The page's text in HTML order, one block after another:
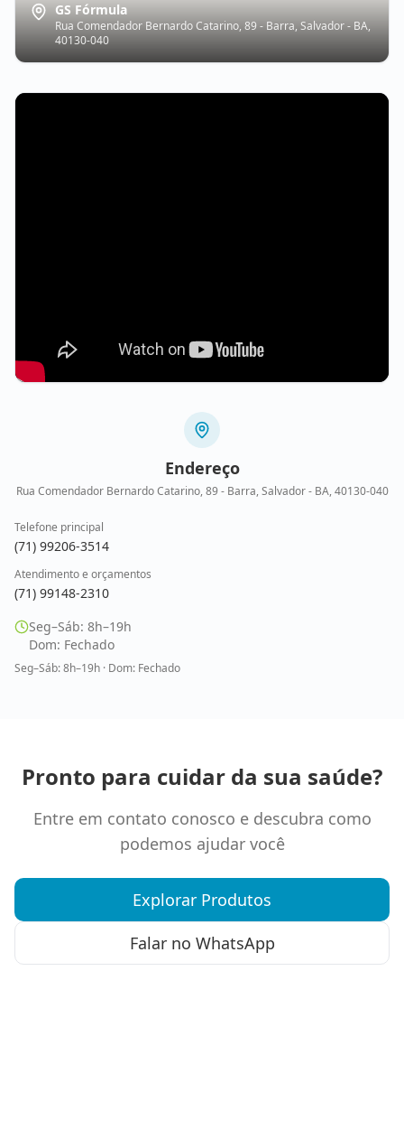
GS Fórmula
Rua Comendador Bernardo Catarino, 89 - Barra, Salvador - BA,
40130-040
Endereço
Rua Comendador Bernardo Catarino, 89 - Barra, Salvador - BA, 40130-040
Telefone principal
(71) 99206-3514
Atendimento e orçamentos
(71) 99148-2310
Seg–Sáb: 8h–19h
Dom: Fechado
Seg–Sáb: 8h–19h · Dom: Fechado
Pronto para cuidar da sua saúde?
Entre em contato conosco e descubra como
podemos ajudar você
Explorar Produtos
Falar no WhatsApp